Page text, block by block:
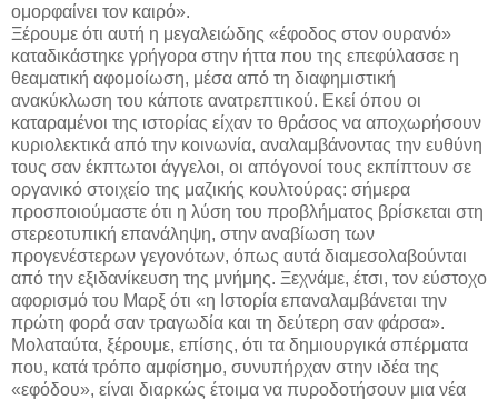
ομορφαίνει τον καιρό».
Ξέρουμε ότι αυτή η μεγαλειώδης «έφοδος στον ουρανό»
καταδικάστηκε γρήγορα στην ήττα που της επεφύλασσε η
θεαματική αφομοίωση, μέσα από τη διαφημιστική
ανακύκλωση του κάποτε ανατρεπτικού. Εκεί όπου οι
καταραμένοι της ιστορίας είχαν το θράσος να αποχωρήσουν
κυριολεκτικά από την κοινωνία, αναλαμβάνοντας την ευθύνη
τους σαν έκπτωτοι άγγελοι, οι απόγονοί τους εκπίπτουν σε
οργανικό στοιχείο της μαζικής κουλτούρας: σήμερα
προσποιούμαστε ότι η λύση του προβλήματος βρίσκεται στη
στερεοτυπική επανάληψη, στην αναβίωση των
προγενέστερων γεγονότων, όπως αυτά διαμεσολαβούνται
από την εξιδανίκευση της μνήμης. Ξεχνάμε, έτσι, τον εύστοχο
αφορισμό του Μαρξ ότι «η Ιστορία επαναλαμβάνεται την
πρώτη φορά σαν τραγωδία και τη δεύτερη σαν φάρσα».
Μολαταύτα, ξέρουμε, επίσης, ότι τα δημιουργικά σπέρματα
που, κατά τρόπο αμφίσημο, συνυπήρχαν στην ιδέα της
«εφόδου», είναι διαρκώς έτοιμα να πυροδοτήσουν μια νέα